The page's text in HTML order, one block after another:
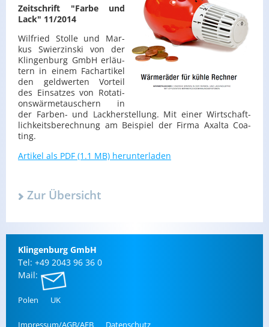
Zeit­schrift "Farbe und
Lack" 11/2014
Wil­fried Stol­le und Mar­
kus Swier­zin­ski von der
Klin­gen­burg GmbH er­läu­
tern in einem Fach­ar­ti­kel
den geld­wer­ten Vor­teil
des Ein­sat­zes von Ro­ta­ti­
ons­wär­me­tau­schern in
der Far­ben- und Lack­her­stel­lung. Mit einer Wirt­schaft­
lich­keits­be­rech­nung am Bei­spiel der Firma Axal­ta Coa­
ting.
Ar­ti­kel als PDF (1.1 MB) her­un­ter­la­den
Zur Über­sicht
Klin­gen­burg GmbH
Tel: +49 2043 96 36 0
Mail:
Polen UK
Im­pres­sum/AGB/AEB Da­ten­schutz